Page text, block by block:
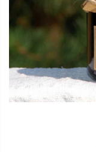
Zacusca